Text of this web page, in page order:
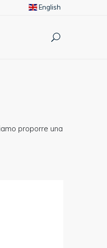
English
proporre una